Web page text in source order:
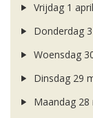
Vrijdag 1
Donderdag
Woensdag
Dinsdag 29
Maandag